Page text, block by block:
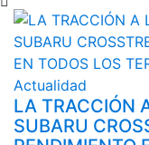
Actualidad
LA TRACCIÓN
SUBARU